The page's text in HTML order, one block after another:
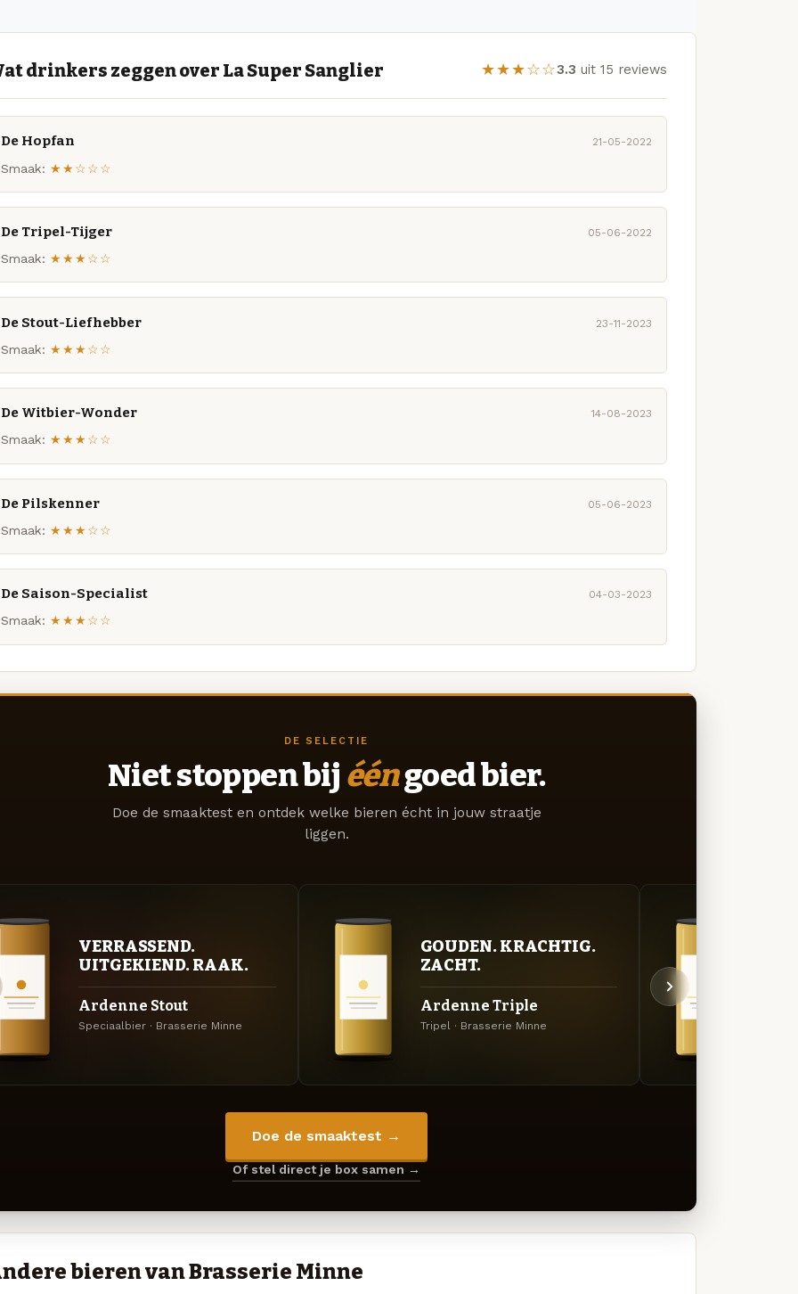
drinkers zeggen over La Super Sanglier ★★★☆☆3.3 uit 15 reviews
De Hopfan 21-05-2022
Smaak: ★★☆☆☆
De Tripel-Tijger 05-06-2022
Smaak: ★★★☆☆
De Stout-Liefhebber 23-11-2023
Smaak: ★★★☆☆
De Witbier-Wonder 14-08-2023
Smaak: ★★★☆☆
De Pilskenner 05-06-2023
Smaak: ★★★☆☆
De Saison-Specialist 04-03-2023
Smaak: ★★★☆☆
DE SELECTIE
Niet stoppen bij ééngoed bier.
Doe de smaaktest en ontdek welke bieren écht in jouw straatje
liggen.
VERRASSEND.
UITGEKIEND. RAAK.
Ardenne Stout
Speciaalbier · Brasserie Minne
GOUDEN. KRACHTIG.
ZACHT.
Ardenne Triple
Tripel · Brasserie Minne
Doe de smaaktest →
Of stel direct je box samen →
bieren van Brasserie Minne